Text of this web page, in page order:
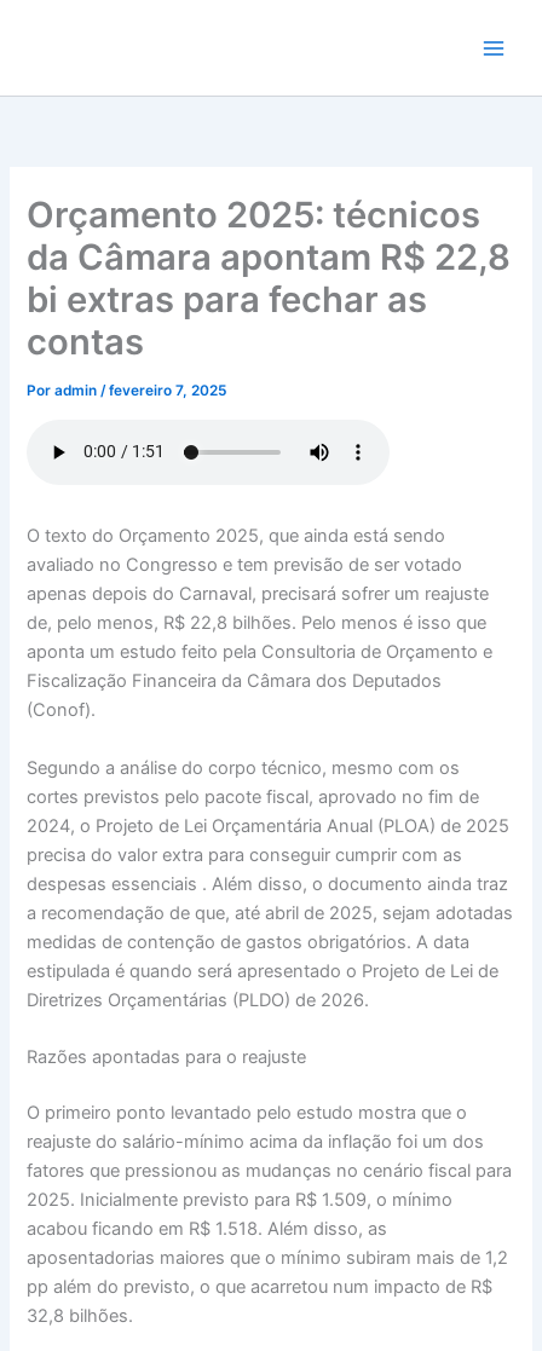
conteúdo
Orçamento 2025: técnicos
da Câmara apontam R$ 22,8
bi extras para fechar as
contas
Poradmin/fevereiro 7, 2025
O texto do Orçamento 2025, que ainda está sendo
avaliado no Congresso e tem previsão de ser votado
apenas depois do Carnaval, precisará sofrer um reajuste
de, pelo menos, R$ 22,8 bilhões. Pelo menos é isso que
aponta um estudo feito pela Consultoria de Orçamento e
Fiscalização Financeira da Câmara dos Deputados
(Conof).
Segundo a análise do corpo técnico, mesmo com os
cortes previstos pelo pacote fiscal, aprovado no fim de
2024, o Projeto de Lei Orçamentária Anual (PLOA) de 2025
precisa do valor extra para conseguir cumprir com as
despesas essenciais . Além disso, o documento ainda traz
a recomendação de que, até abril de 2025, sejam adotadas
medidas de contenção de gastos obrigatórios. A data
estipulada é quando será apresentado o Projeto de Lei de
Diretrizes Orçamentárias (PLDO) de 2026.
Razões apontadas para o reajuste
O primeiro ponto levantado pelo estudo mostra que o
reajuste do salário-mínimo acima da inflação foi um dos
fatores que pressionou as mudanças no cenário fiscal para
2025. Inicialmente previsto para R$ 1.509, o mínimo
acabou ficando em R$ 1.518. Além disso, as
aposentadorias maiores que o mínimo subiram mais de 1,2
pp além do previsto, o que acarretou num impacto de R$
32,8 bilhões.